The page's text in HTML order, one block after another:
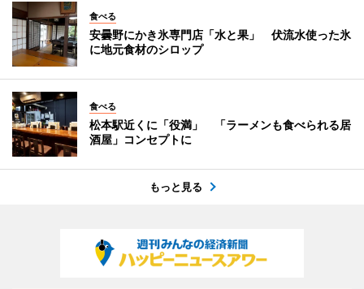
食べる
安曇野にかき氷専門店「水と果」 伏流水使った氷
に地元食材のシロップ
食べる
松本駅近くに「役満」 「ラーメンも食べられる居
酒屋」コンセプトに
もっと見る